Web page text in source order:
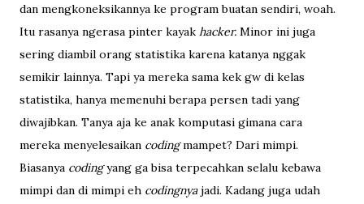
dan mengkoneksikannya ke program buatan sendiri, woah.
Itu rasanya ngerasa pinter kayak hacker. Minor ini juga
sering diambil orang statistika karena katanya nggak
semikir lainnya. Tapi ya mereka sama kek gw di kelas
statistika, hanya memenuhi berapa persen tadi yang
diwajibkan. Tanya aja ke anak komputasi gimana cara
mereka menyelesaikan codingmampet? Dari mimpi.
Biasanya codingyang ga bisa terpecahkan selalu kebawa
mimpi dan di mimpi eh codingnyajadi. Kadang juga udah